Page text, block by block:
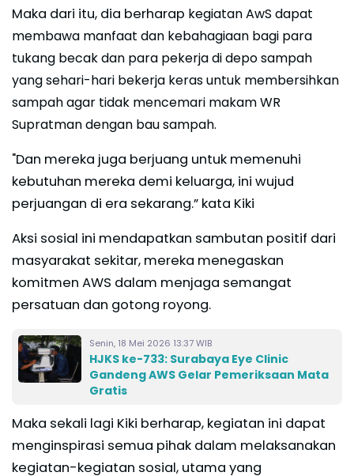
Maka dari itu, dia berharap kegiatan AwS dapat
membawa manfaat dan kebahagiaan bagi para
tukang becak dan para pekerja di depo sampah
yang sehari-hari bekerja keras untuk membersihkan
sampah agar tidak mencemari makam WR
Supratman dengan bau sampah.
"Dan mereka juga berjuang untuk memenuhi
kebutuhan mereka demi keluarga, ini wujud
perjuangan di era sekarang.” kata Kiki
Aksi sosial ini mendapatkan sambutan positif dari
masyarakat sekitar, mereka menegaskan
komitmen AWS dalam menjaga semangat
persatuan dan gotong royong.
Senin, 18 Mei 2026 13:37 WIB
HJKS ke-733: Surabaya Eye Clinic
Gandeng AWS Gelar Pemeriksaan Mata
Gratis
Maka sekali lagi Kiki berharap, kegiatan ini dapat
menginspirasi semua pihak dalam melaksanakan
kegiatan-kegiatan sosial, utama yang